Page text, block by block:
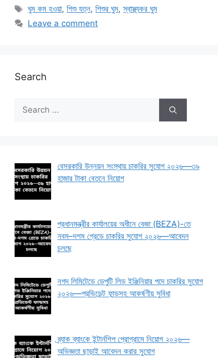
Tags
ঘুম কম হওয়া,শিশু যত্ন,শিশুর ঘুম,স্বাস্থ্যকর ঘুম
Leave a comment
Search
Search
for:
বেসরকারি উন্নয়ন সংস্থায় চাকরির সুযোগ ২০২৬—৩৯
হাজার টাকা বেতনে নিয়োগ
প্রধানমন্ত্রীর কার্যালয়ের অধীনে বেজা (BEZA)-তে
নবম–দশম গ্রেডে চাকরির সুযোগ ২০২৬—আবেদন
চলছে
নগদ লিমিটেডে ডেপুটি লিড ইঞ্জিনিয়ার পদে চাকরির সুযোগ
২০২৬—প্রভিডেন্ট ফান্ডসহ আকর্ষণীয় সুবিধা
ব্র্যাক ব্যাংকে ইন্টার্নশিপ প্রোগ্রামে নিয়োগ ২০২৬—
অভিজ্ঞতা ছাড়াই আবেদন করার সুযোগ